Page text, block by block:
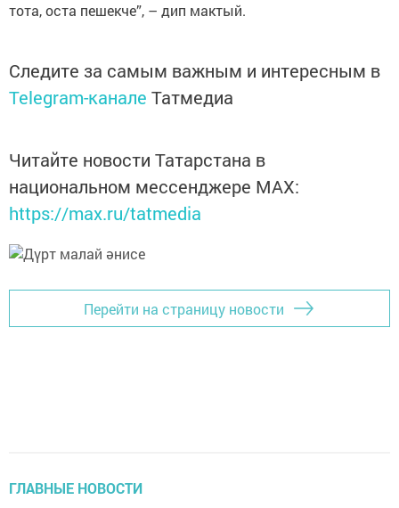
тота, оста пешекче”, – дип мактый.
Следите за самым важным и интересным в
Telegram-канале Татмедиа
Читайте новости Татарстана в
национальном мессенджере MАХ:
https://max.ru/tatmedia
Перейти на страницу новости
ГЛАВНЫЕ НОВОСТИ